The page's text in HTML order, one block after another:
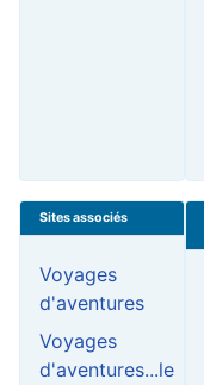
Sites associés
Voyages
d'aventures
Voyages
d'aventures...le